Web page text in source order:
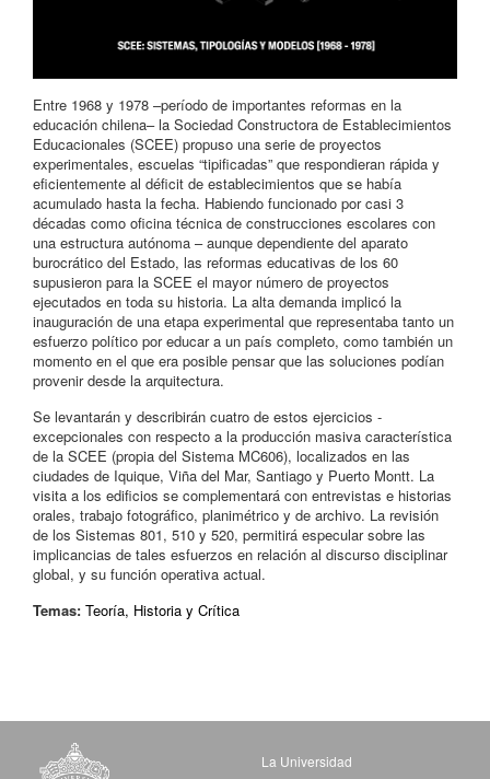
Entre 1968 y 1978 –período de importantes reformas en la
educación chilena– la Sociedad Constructora de Establecimientos
Educacionales (SCEE) propuso una serie de proyectos
experimentales, escuelas “tipificadas” que respondieran rápida y
eficientemente al déficit de establecimientos que se había
acumulado hasta la fecha. Habiendo funcionado por casi 3
décadas como oficina técnica de construcciones escolares con
una estructura autónoma – aunque dependiente del aparato
burocrático del Estado, las reformas educativas de los 60
supusieron para la SCEE el mayor número de proyectos
ejecutados en toda su historia. La alta demanda implicó la
inauguración de una etapa experimental que representaba tanto un
esfuerzo político por educar a un país completo, como también un
momento en el que era posible pensar que las soluciones podían
provenir desde la arquitectura.
Se levantarán y describirán cuatro de estos ejercicios -
excepcionales con respecto a la producción masiva característica
de la SCEE (propia del Sistema MC606), localizados en las
ciudades de Iquique, Viña del Mar, Santiago y Puerto Montt. La
visita a los edificios se complementará con entrevistas e historias
orales, trabajo fotográfico, planimétrico y de archivo. La revisión
de los Sistemas 801, 510 y 520, permitirá especular sobre las
implicancias de tales esfuerzos en relación al discurso disciplinar
global, y su función operativa actual.
Temas: Teoría, Historia y Crítica
La Universidad